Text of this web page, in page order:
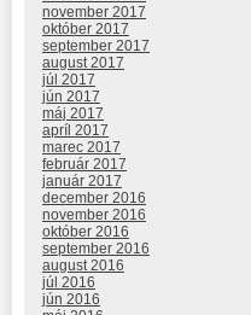
november 2017
október 2017
september 2017
august 2017
júl 2017
jún 2017
máj 2017
apríl 2017
marec 2017
február 2017
január 2017
december 2016
november 2016
október 2016
september 2016
august 2016
júl 2016
jún 2016